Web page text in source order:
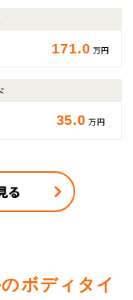
171.0 万円
35.0 万円
る
ボディタイ